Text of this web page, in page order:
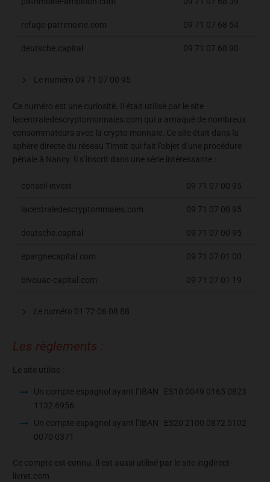
refuge-patrimoine.com 09 71 07 68 54
deutsche.capital 09 71 07 68 90
Le numéro 09 71 07 00 95
Ce numéro est une curiosité. Il était utilisé par le site
lacentraledescryptomonnaies.com qui a arnaqué de nombreux
consommateurs avec la crypto monnaie. Ce site était dans la
sphère directe du réseau Timsit qui fait l’objet d’une procédure
pénale à Nancy. Il s’inscrit dans une série intéressante :
conseil-invest 09 71 07 00 95
lacentraledescryptommaies.com 09 71 07 00 95
deutsche.capital 09 71 07 00 95
epargnecapital.com 09 71 07 01 00
bivouac-capital.com 09 71 07 01 19
Le numéro 01 72 06 08 88
Les règlements :
Le site utilise :
Un compte espagnol ayant l’IBAN ES10 0049 0165 0823
1132 6956
Un compte espagnol ayant l’IBAN ES20 2100 0872 5102
0070 0371
Ce compte est connu. Il est aussi utilisé par le site ingdirect-
livret.com